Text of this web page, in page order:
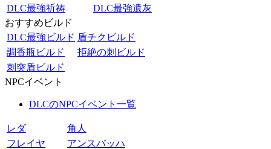
DLC最強祈祷
DLC最強遺灰
おすすめビルド
DLC最強ビルド 盾チクビルド
調香瓶ビルド
拒絶の刺ビルド
刺突盾ビルド
NPCイベント
DLCのNPCイベント一覧
レダ
角人
フレイヤ
アンスバッハ